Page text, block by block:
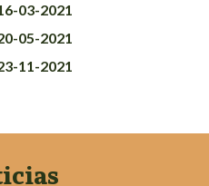
03-2021
05-2021
11-2021